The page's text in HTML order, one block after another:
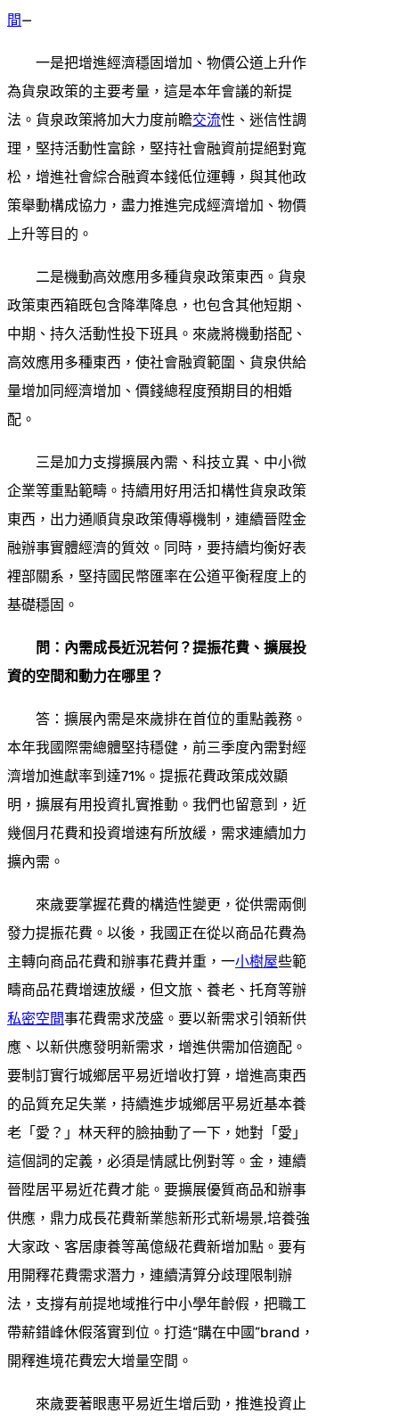
間—
一是把增進經濟穩固增加、物價公道上升作
為貨泉政策的主要考量，這是本年會議的新提
法。貨泉政策將加大力度前瞻交流性、迷信性調
理，堅持活動性富餘，堅持社會融資前提絕對寬
松，增進社會綜合融資本錢低位運轉，與其他政
策舉動構成協力，盡力推進完成經濟增加、物價
上升等目的。
二是機動高效應用多種貨泉政策東西。貨泉
政策東西箱既包含降準降息，也包含其他短期、
中期、持久活動性投下班具。來歲將機動搭配、
高效應用多種東西，使社會融資範圍、貨泉供給
量增加同經濟增加、價錢總程度預期目的相婚
配。
三是加力支撐擴展內需、科技立異、中小微
企業等重點範疇。持續用好用活扣構性貨泉政策
東西，出力通順貨泉政策傳導機制，連續晉陞金
融辦事實體經濟的質效。同時，要持續均衡好表
裡部關系，堅持國民幣匯率在公道平衡程度上的
基礎穩固。
問：內需成長近況若何？提振花費、擴展投
資的空間和動力在哪里？
答：擴展內需是來歲排在首位的重點義務。
本年我國際需總體堅持穩健，前三季度內需對經
濟增加進獻率到達71%。提振花費政策成效顯
明，擴展有用投資扎實推動。我們也留意到，近
幾個月花費和投資增速有所放緩，需求連續加力
擴內需。
來歲要掌握花費的構造性變更，從供需兩側
發力提振花費。以後，我國正在從以商品花費為
主轉向商品花費和辦事花費并重，一小樹屋些範
疇商品花費增速放緩，但文旅、養老、托育等辦
私密空間事花費需求茂盛。要以新需求引領新供
應、以新供應發明新需求，增進供需加倍適配。
要制訂實行城鄉居平易近增收打算，增進高東西
的品質充足失業，持續進步城鄉居平易近基本養
老「愛？」林天秤的臉抽動了一下，她對「愛」
這個詞的定義，必須是情感比例對等。金，連續
晉陞居平易近花費才能。要擴展優質商品和辦事
供應，鼎力成長花費新業態新形式新場景,培養強
大家政、客居康養等萬億級花費新增加點。要有
用開釋花費需求潛力，連續清算分歧理限制辦
法，支撐有前提地域推行中小學年齡假，把職工
帶薪錯峰休假落實到位。打造“購在中國”brand，
開釋進境花費宏大增量空間。
來歲要著眼惠平易近生增后勁，推進投資止